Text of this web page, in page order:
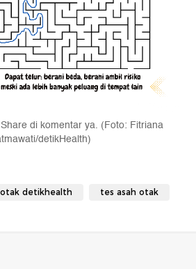
di komentar ya. (Foto: Fitriana
detikHealth)
otak detikhealth tes asah otak